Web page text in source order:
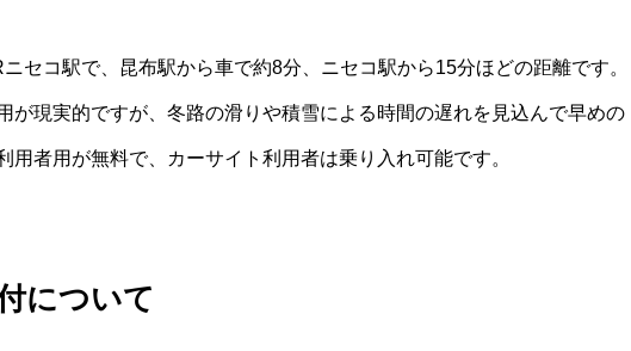
セコ駅で、昆布駅から車で約8分、ニセコ駅から15分ほどの距離です。
が現実的ですが、冬路の滑りや積雪による時間の遅れを見込んで早めの
用者用が無料で、カーサイト利用者は乗り入れ可能です。
について